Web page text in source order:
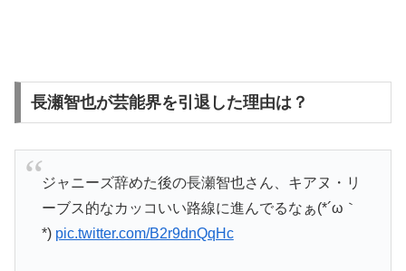
長瀬智也が芸能界を引退した理由は？
ジャニーズ辞めた後の長瀬智也さん、キアヌ・リ
ーブス的なカッコいい路線に進んでるなぁ(*´ω｀
*) pic.twitter.com/B2r9dnQqHc